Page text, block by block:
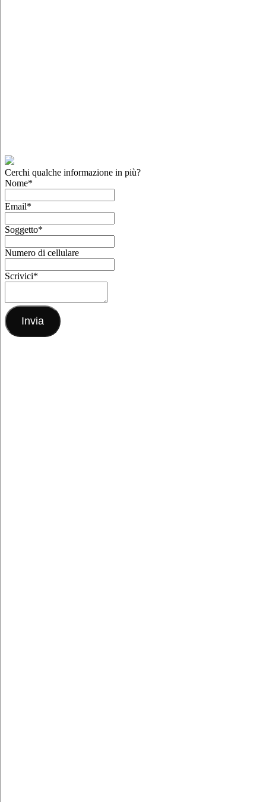
Cerchi qualche informazione in più?
Nome*
Email*
Soggetto*
Numero di cellulare
Scrivici*
Invia